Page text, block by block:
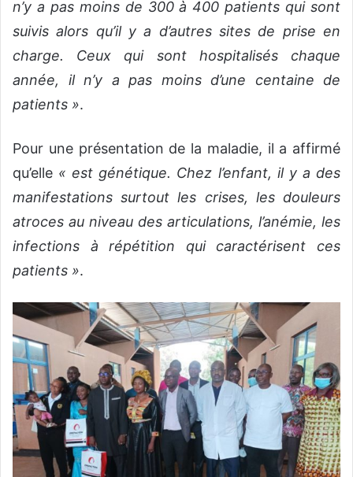
n’y a pas moins de 300 à 400 patients qui sont
suivis alors qu’il y a d’autres sites de prise en
charge. Ceux qui sont hospitalisés chaque
année, il n’y a pas moins d’une centaine de
patients ».
Pour une présentation de la maladie, il a affirmé
qu’elle « est génétique. Chez l’enfant, il y a des
manifestations surtout les crises, les douleurs
atroces au niveau des articulations, l’anémie, les
infections à répétition qui caractérisent ces
patients ».